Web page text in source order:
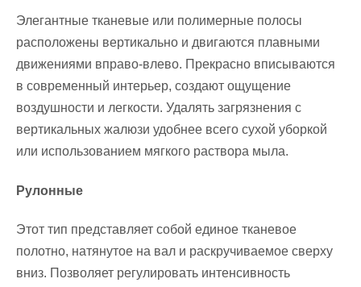
Элегантные тканевые или полимерные полосы
расположены вертикально и двигаются плавными
движениями вправо-влево. Прекрасно вписываются
в современный интерьер, создают ощущение
воздушности и легкости. Удалять загрязнения с
вертикальных жалюзи удобнее всего сухой уборкой
или использованием мягкого раствора мыла.
Рулонные
Этот тип представляет собой единое тканевое
полотно, натянутое на вал и раскручиваемое сверху
вниз. Позволяет регулировать интенсивность